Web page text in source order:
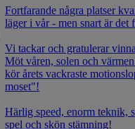
Fortfarande några platser
läger i vår - men snart är det
Vi tackar och gratulerar
Möt våren, solen och
kör årets vackraste
moset"!
Härlig speed, enorm teknik,
spel och skön stämning!